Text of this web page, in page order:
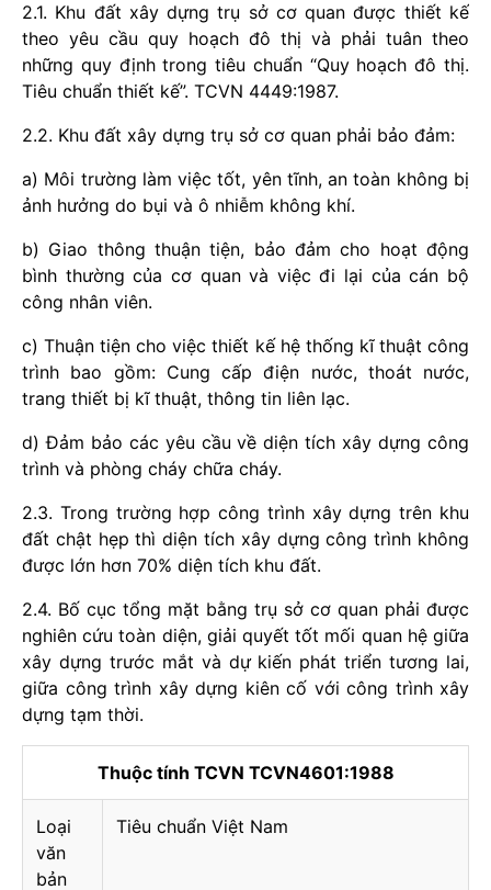
2.1. Khu đất xây dựng trụ sở cơ quan được thiết kế
theo yêu cầu quy hoạch đô thị và phải tuân theo
những quy định trong tiêu chuẩn “Quy hoạch đô thị.
Tiêu chuẩn thiết kế”. TCVN 4449:1987.
2.2. Khu đất xây dựng trụ sở cơ quan phải bảo đảm:
a) Môi trường làm việc tốt, yên tĩnh, an toàn không bị
ảnh hưởng do bụi và ô nhiễm không khí.
b) Giao thông thuận tiện, bảo đảm cho hoạt động
bình thường của cơ quan và việc đi lại của cán bộ
công nhân viên.
c) Thuận tiện cho việc thiết kế hệ thống kĩ thuật công
trình bao gồm: Cung cấp điện nước, thoát nước,
trang thiết bị kĩ thuật, thông tin liên lạc.
d) Đảm bảo các yêu cầu về diện tích xây dựng công
trình và phòng cháy chữa cháy.
2.3. Trong trường hợp công trình xây dựng trên khu
đất chật hẹp thì diện tích xây dựng công trình không
được lớn hơn 70% diện tích khu đất.
2.4. Bố cục tổng mặt bằng trụ sở cơ quan phải được
nghiên cứu toàn diện, giải quyết tốt mối quan hệ giữa
xây dựng trước mắt và dự kiến phát triển tương lai,
giữa công trình xây dựng kiên cố với công trình xây
dựng tạm thời.
Thuộc tính TCVN TCVN4601:1988
Loại
văn
bản
Tiêu chuẩn Việt Nam